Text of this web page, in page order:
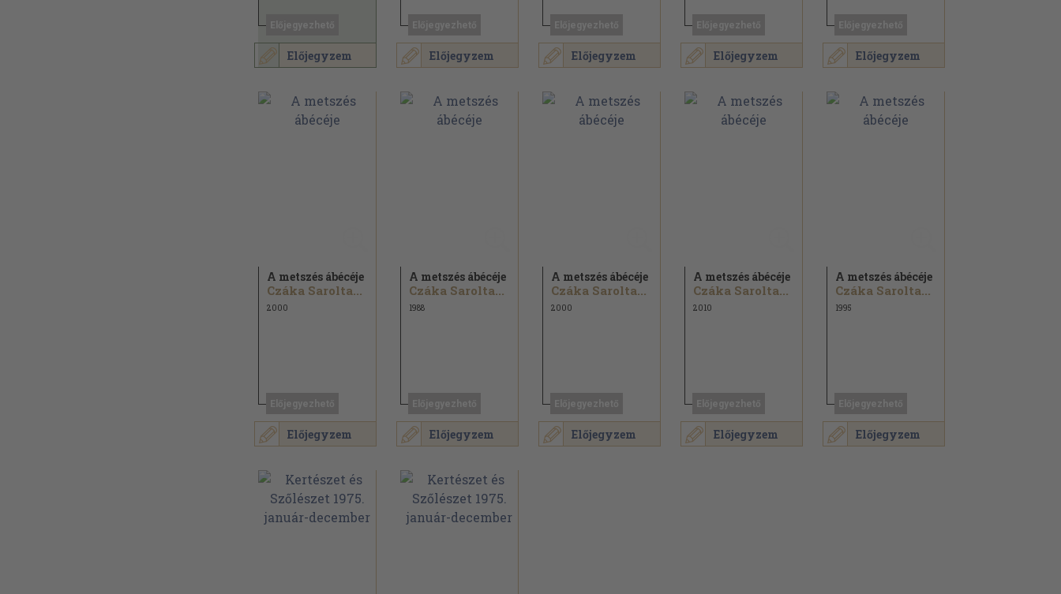
Előjegyzem Előjegyzem Előjegyzem Előjegyzem Előjegyzem
Előjegyzem
A metszés ábécéje
Czáka Sarolta...
2000
Előjegyzem
A metszés ábécéje
Czáka Sarolta...
1988
Előjegyzem
A metszés ábécéje
Czáka Sarolta...
2000
Előjegyzem
A metszés ábécéje
Czáka Sarolta...
2010
Előjegyzem
A metszés ábécéje
Czáka Sarolta...
1995